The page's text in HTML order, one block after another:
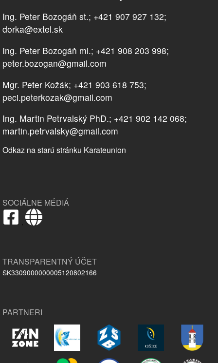
Ing. Peter Bozogáň st.; +421 907 927 132;
dorka@extel.sk
Ing. Peter Bozogáň ml.; +421 908 203 998;
peter.bozogan@gmail.com
Mgr. Peter Kožák; +421 903 618 753;
peci.peterkozak@gmail.com
Ing. Martin Petrvalský PhD.; +421 902 142 068;
martin.petrvalsky@gmail.com
Odkaz na starú stránku Karateunion
SOCIÁLNE MÉDIÁ
,
TRANSPARENTNÝ ÚČET
SK3309000000005120802166
PARTNERI